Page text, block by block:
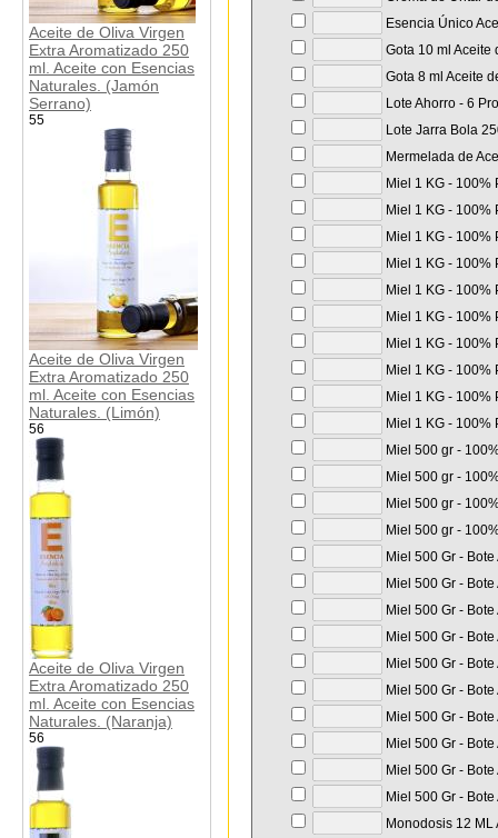
Aceite de Oliva Virgen
Extra Aromatizado 250
ml. Aceite con Esencias
Naturales. (Jamón
Serrano)
55
Aceite de Oliva Virgen
Extra Aromatizado 250
ml. Aceite con Esencias
Naturales. (Limón)
56
Aceite de Oliva Virgen
Extra Aromatizado 250
ml. Aceite con Esencias
Naturales. (Naranja)
56
Esencia Único
Gota 10 ml
Gota 8 ml Aceite
Lote Ahorro - 6
Lote Jarra Bola
Mermelada de
Miel 1 KG - 100%
Miel 1 KG - 100%
Miel 1 KG - 100%
Miel 1 KG - 100%
Miel 1 KG - 100%
Miel 1 KG - 100%
Miel 1 KG - 100%
Miel 1 KG - 100%
Miel 1 KG - 100%
Miel 1 KG - 100%
Miel 500 gr -
Miel 500 gr -
Miel 500 gr -
Miel 500 gr -
Miel 500 Gr -
Miel 500 Gr -
Miel 500 Gr -
Miel 500 Gr -
Miel 500 Gr -
Miel 500 Gr -
Miel 500 Gr -
Miel 500 Gr -
Miel 500 Gr -
Miel 500 Gr -
Monodosis 12